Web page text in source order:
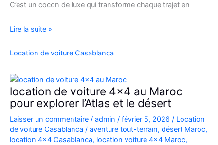
C’est un cocon de luxe qui transforme chaque trajet en
Location
Rover
Casablanca
Lire la suite »
Location de voiture Casablanca
location de voiture 4×4 au Maroc
pour explorer l’Atlas et le désert
Laisser un commentaire / admin / février 5, 2026 / Location
de voiture Casablanca / aventure tout-terrain, désert Maroc,
location 4x4 Casablanca, location voiture 4x4 Maroc,